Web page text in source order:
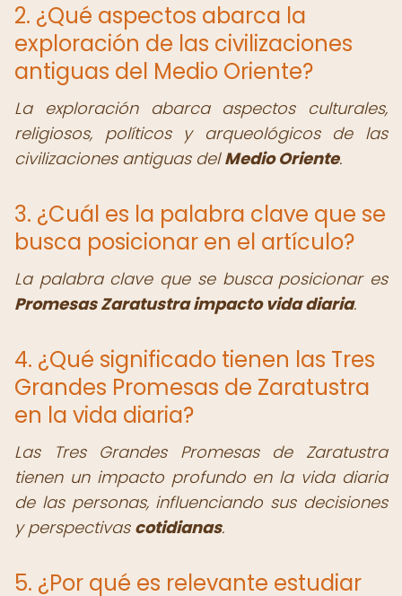
2. ¿Qué aspectos abarca la
exploración de las civilizaciones
antiguas del Medio Oriente?
La exploración abarca aspectos culturales,
religiosos, políticos y arqueológicos de las
civilizaciones antiguas delMedio Oriente.
3. ¿Cuál es la palabra clave que se
busca posicionar en el artículo?
La palabra clave que se busca posicionar es
Promesas Zaratustra impacto vida diaria.
4. ¿Qué significado tienen las Tres
Grandes Promesas de Zaratustra
en la vida diaria?
Las Tres Grandes Promesas de Zaratustra
tienen un impacto profundo en la vida diaria
de las personas, influenciando sus decisiones
y perspectivas cotidianas.
5. ¿Por qué es relevante estudiar